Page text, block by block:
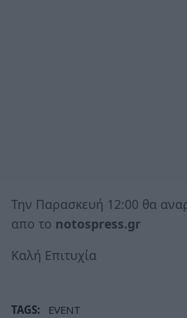
Την Παρασκευή 12:00 θα
απο το notospress.gr
Καλή Επιτυχία
TAGS: EVENT